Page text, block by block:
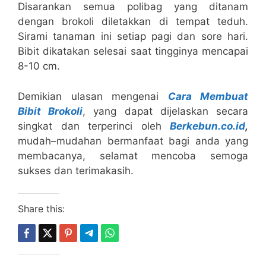
Disarankan semua polibag yang ditanam
dengan brokoli diletakkan di tempat teduh.
Sirami tanaman ini setiap pagi dan sore hari.
Bibit dikatakan selesai saat tingginya mencapai
8-10 cm.
Demikian ulasan mengenai
Cara Membuat
Bibit Brokoli, yang dapat dijelaskan secara
singkat dan terperinci oleh Berkebun.co.id,
mudah–mudahan bermanfaat bagi anda yang
membacanya, selamat mencoba semoga
sukses dan terimakasih.
Share this: